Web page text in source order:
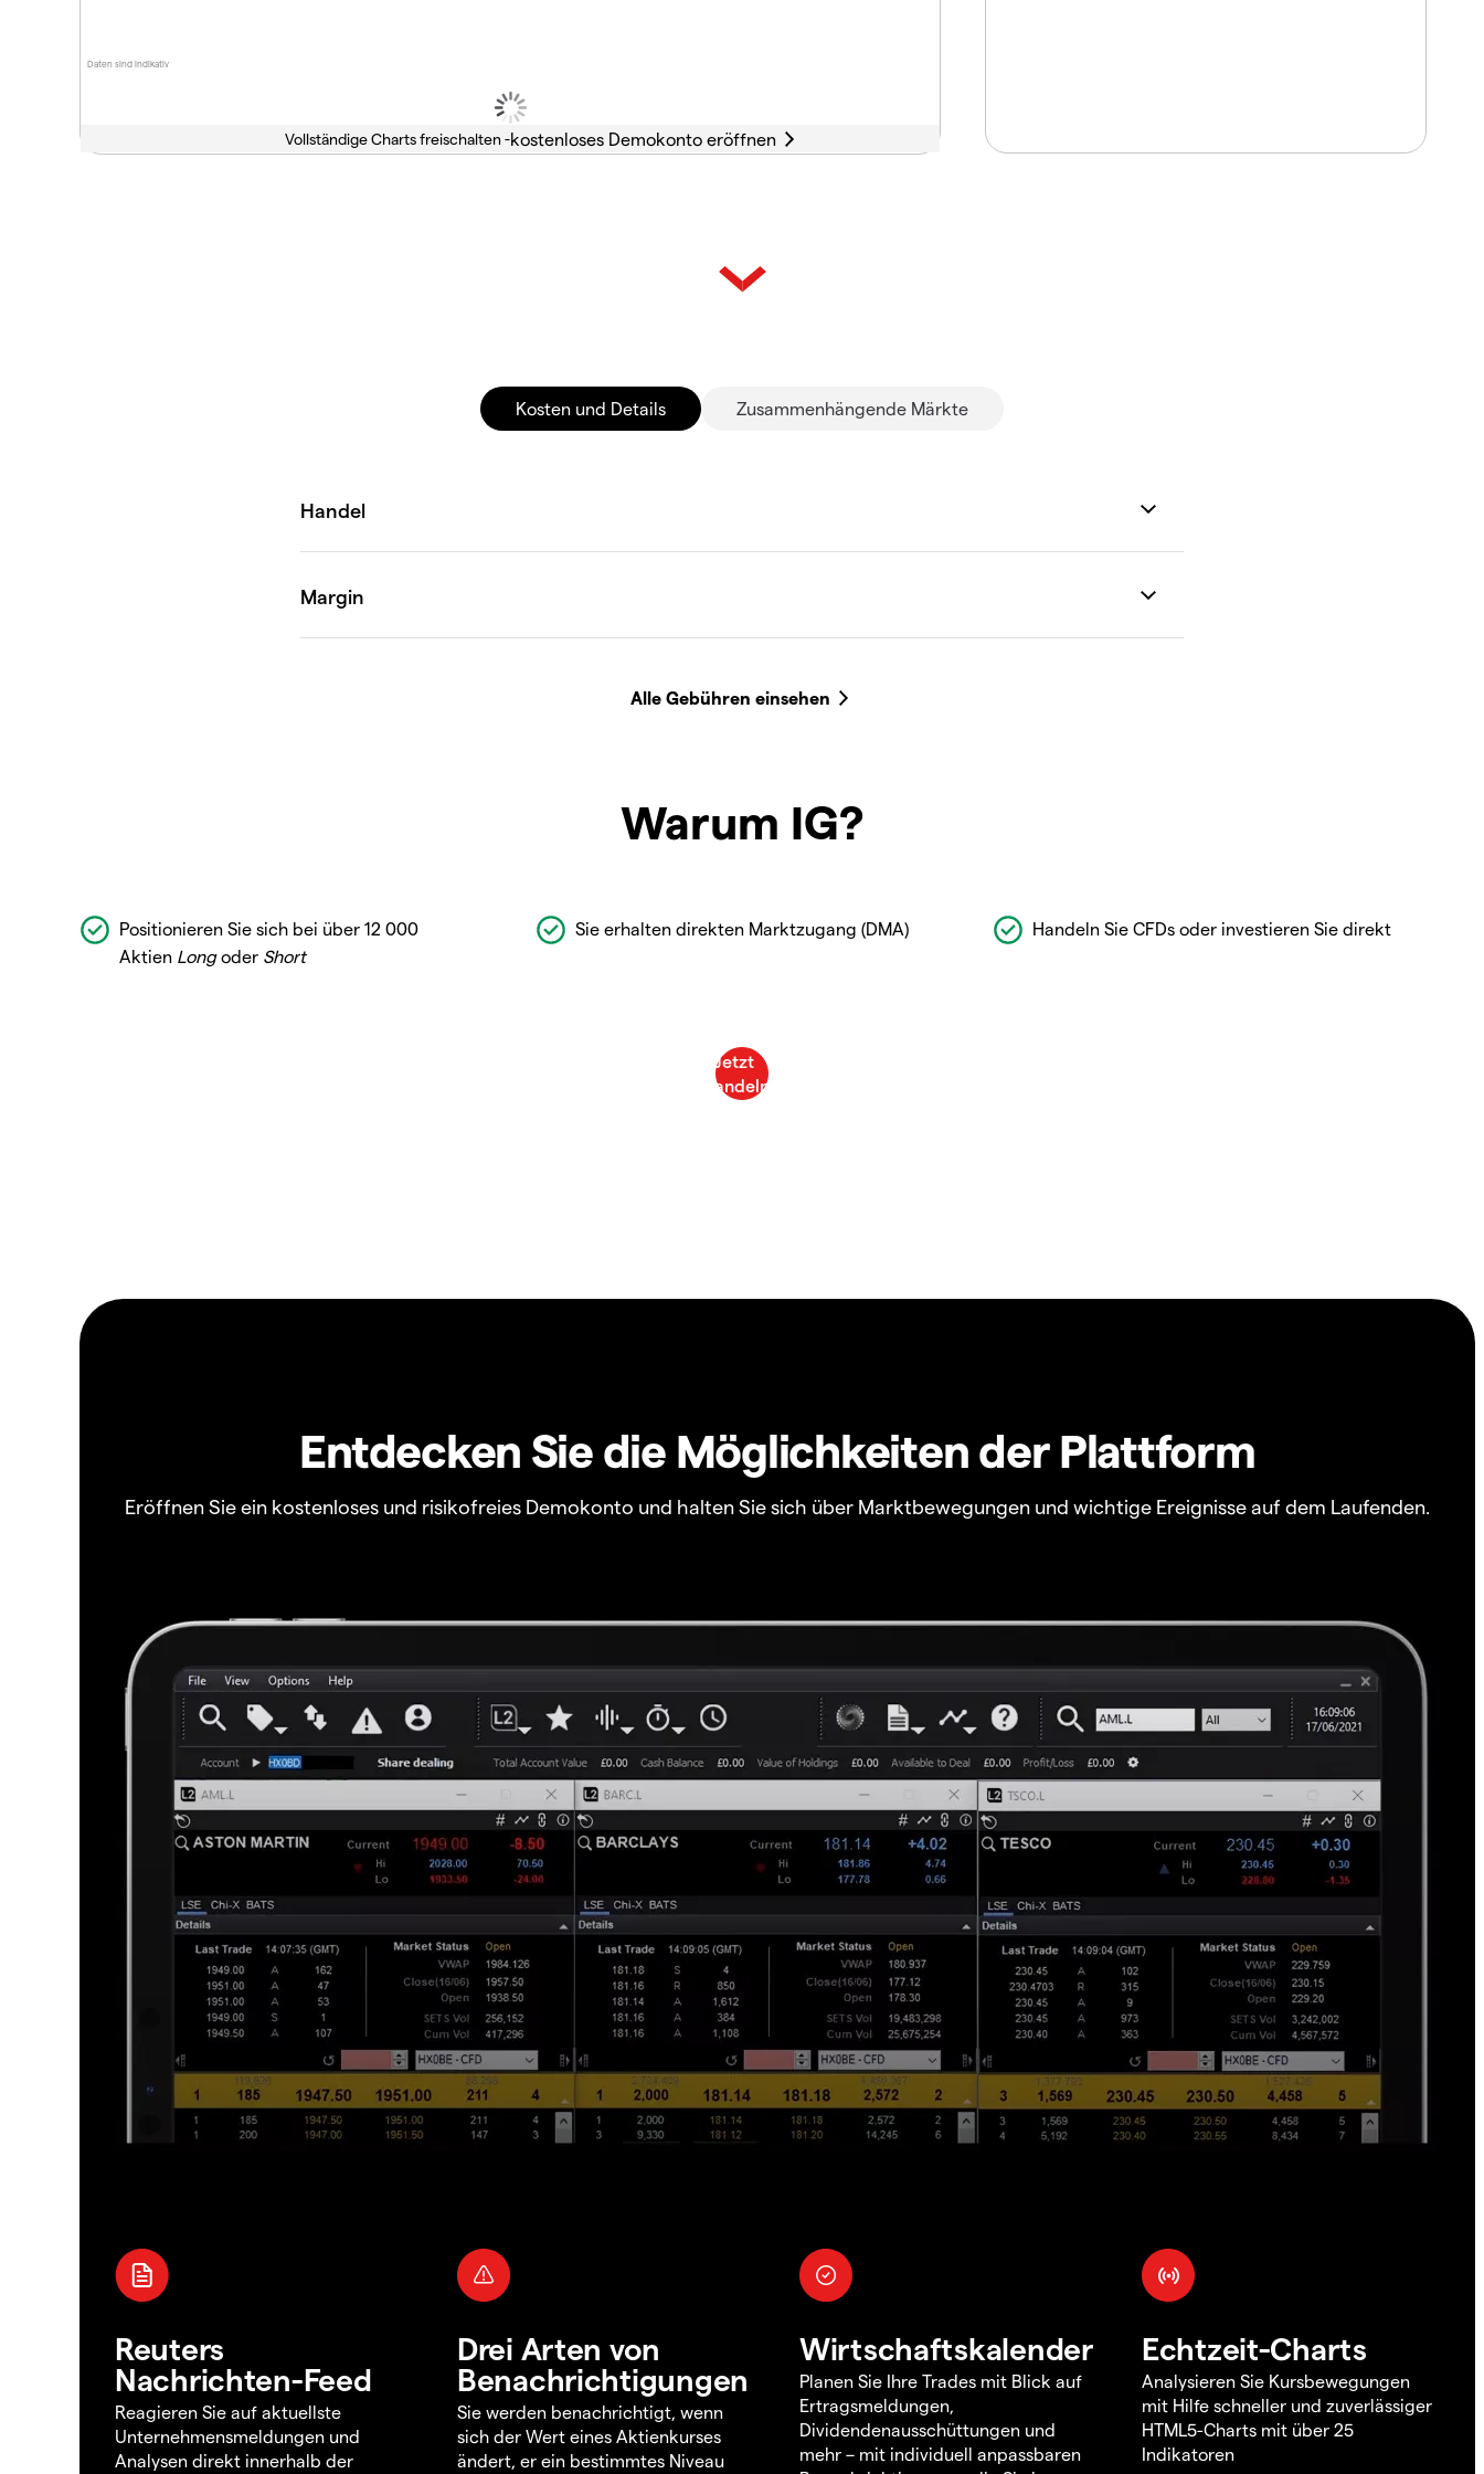
Daten sind indikativ
Vollständige Charts freischalten -
Kosten und Details Zusammenhängende Märkte
Warum IG?
Positionieren Sie sich bei über 12 000
Aktien Longoder Short
Sie erhalten direkten Marktzugang (DMA) Handeln Sie CFDs oder investieren Sie direkt
Entdecken Sie die Möglichkeiten der Plattform
Eröffnen Sie ein kostenloses und risikofreies Demokonto und halten Sie sich über Marktbewegungen und wichtige Ereignisse auf dem Laufenden.
Reuters
Nachrichten-Feed
Reagieren Sie auf aktuellste
Unternehmensmeldungen und
Analysen direkt innerhalb der
Drei Arten von
Benachrichtigungen
Sie werden benachrichtigt, wenn
sich der Wert eines Aktienkurses
ändert, er ein bestimmtes Niveau
Wirtschaftskalender
Planen Sie Ihre Trades mit Blick auf
Ertragsmeldungen,
Dividendenausschüttungen und
mehr – mit individuell anpassbaren
Echtzeit-Charts
Analysieren Sie Kursbewegungen
mit Hilfe schneller und zuverlässiger
HTML5-Charts mit über 25
Indikatoren